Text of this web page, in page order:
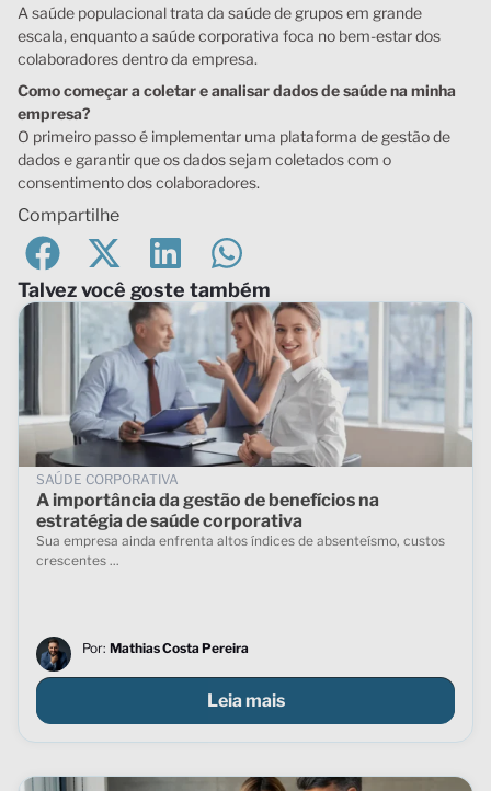
A saúde populacional trata da saúde de grupos em grande
escala, enquanto a saúde corporativa foca no bem-estar dos
colaboradores dentro da empresa.
Como começar a coletar e analisar dados de saúde na minha
empresa?
O primeiro passo é implementar uma plataforma de gestão de
dados e garantir que os dados sejam coletados com o
consentimento dos colaboradores.
Compartilhe
Talvez você goste também
SAÚDE CORPORATIVA
A importância da gestão de benefícios na
estratégia de saúde corporativa
Sua empresa ainda enfrenta altos índices de absenteísmo, custos
crescentes ...
Por: Mathias Costa Pereira
Leia mais